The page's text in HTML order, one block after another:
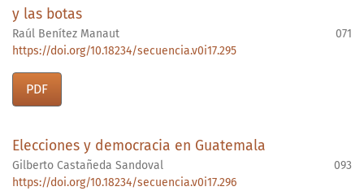
y las botas
Raúl Benítez Manaut
071
https://doi.org/10.18234/secuencia.v0i17.295
PDF
Elecciones y democracia en Guatemala
Gilberto Castañeda Sandoval
093
https://doi.org/10.18234/secuencia.v0i17.296